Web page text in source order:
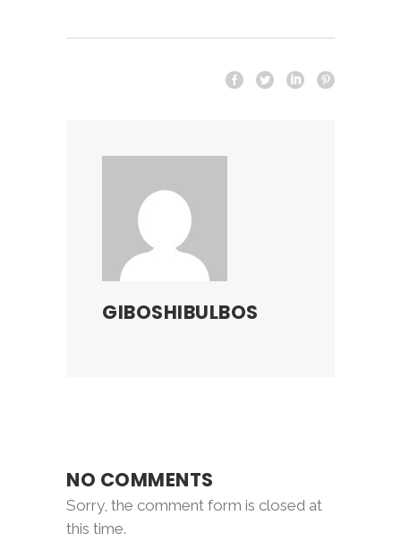
GIBOSHIBULBOS
NO COMMENTS
Sorry, the comment form is closed at
this time.